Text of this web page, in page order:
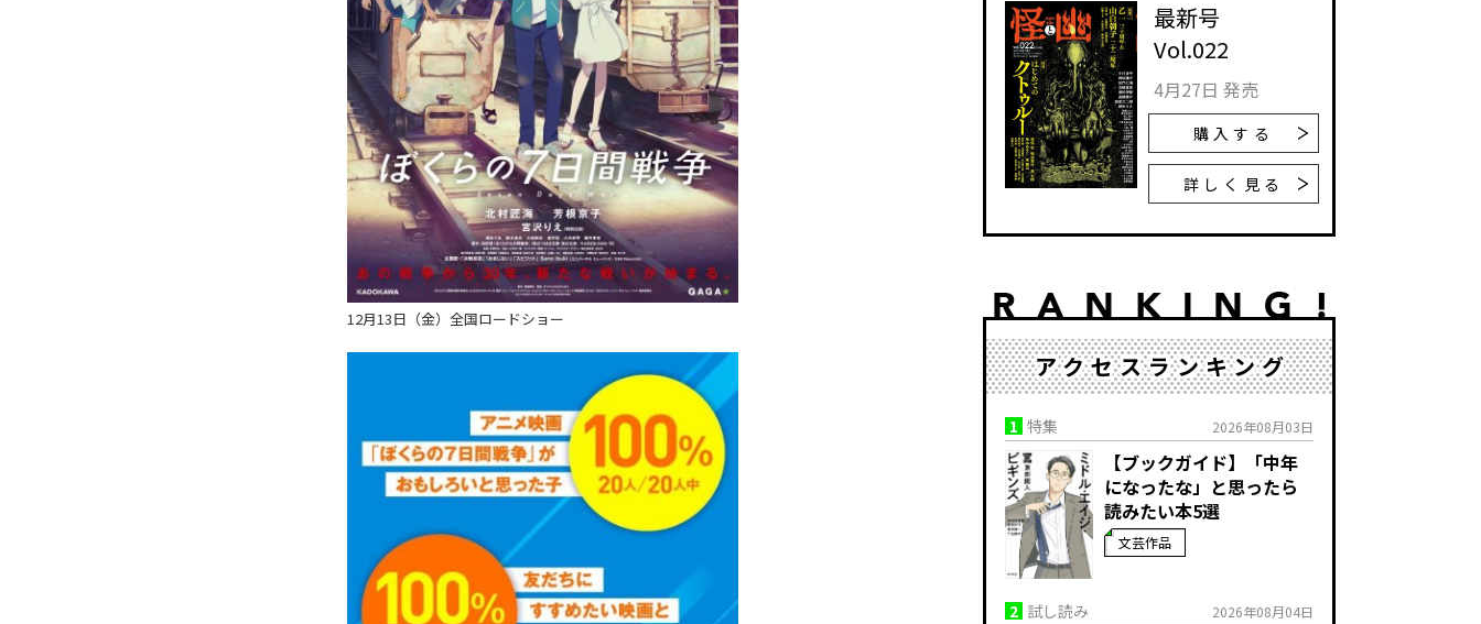
12月13日（金）全国ロードショー
最新号
Vol.022
4月27日 発売
購入する
詳しく見る
アクセスランキング
1 特集 2026年08月03日
【ブックガイド】「中年
になったな」と思ったら
読みたい本5選
文芸作品
2 試し読み 2026年08月04日